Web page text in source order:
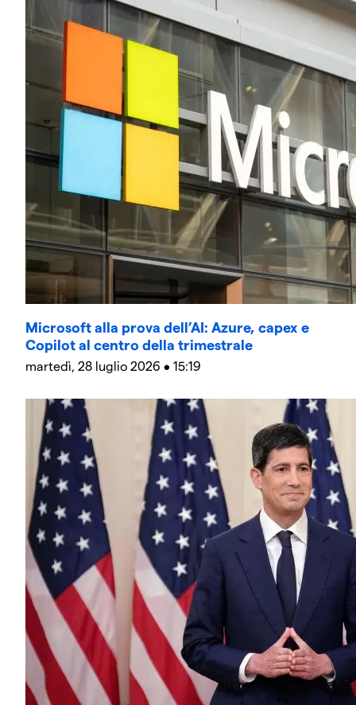
Microsoft alla prova dell’AI: Azure, capex e
Copilot al centro della trimestrale
martedì, 28 luglio 2026 • 15:19